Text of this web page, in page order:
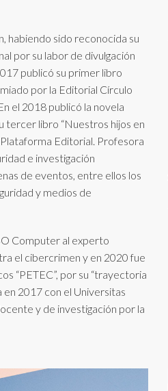
habiendo sido reconocida su
por su labor de divulgación
publicó su primer libro
por la Editorial Círculo
el 2018 publicó la novela
tercer libro “Nuestros hijos en
Editorial. Profesora
e investigación
de eventos, entre ellos los
y medios de
Computer al experto
el cibercrimen y en 2020 fue
“PETEC”, por su “trayectoria
en 2017 con el Universitas
y de investigación por la